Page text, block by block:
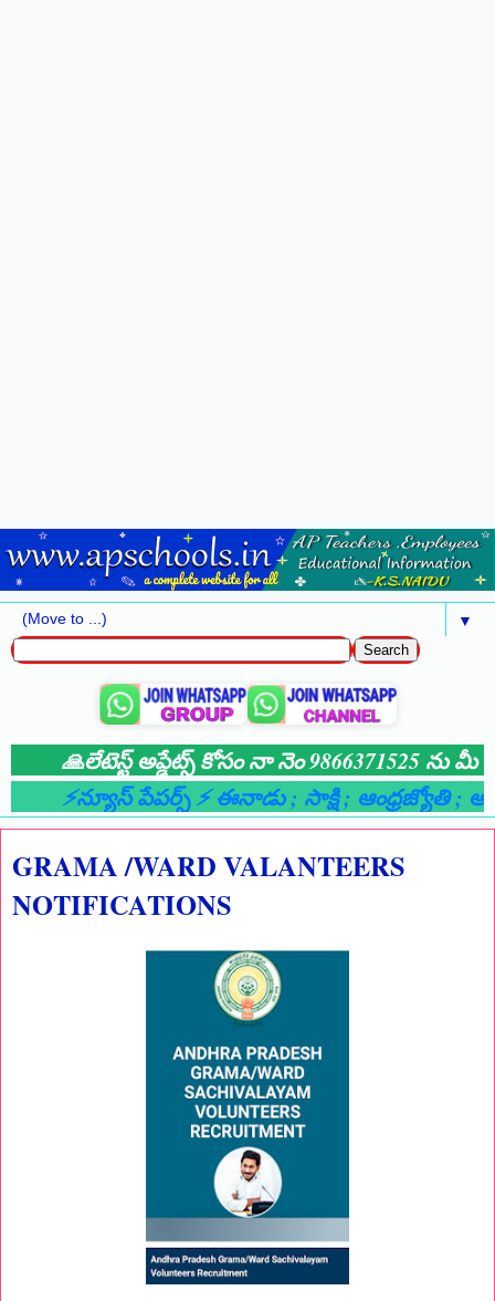
▼
🙏లేటెస్ట్ అప్డేట్స్ కోసం నా నెం 9866371525 ను మీ
⚡న్యూస్ పేపర్స్ ⚡ ఈనాడు; సాక్షి; ఆంధ్రజ్యోతి;
GRAMA /WARD VALANTEERS
NOTIFICATIONS